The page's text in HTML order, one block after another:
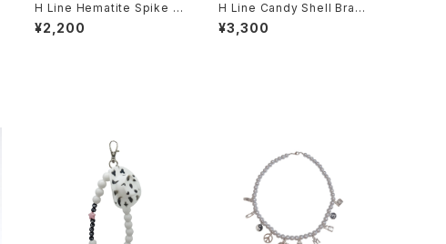
H Line Hematite Spike Br
acelet
¥2,200
H Line Candy Shell Brac
elet
¥3,300